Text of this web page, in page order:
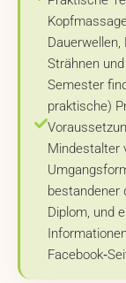
Dauerwellen,
Strähnen
Semester
praktische)
Mindestalter
bestandener
Diplom, und